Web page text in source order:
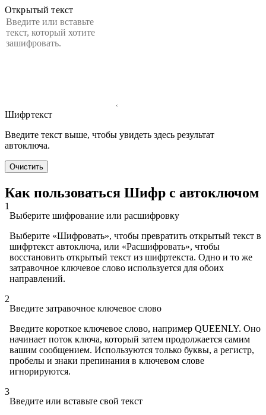
Открытый текст
Шифртекст
Введите текст выше, чтобы увидеть здесь результат
автоключа.
Очистить
Как пользоваться Шифр с автоключом
1
Выберите шифрование или расшифровку
Выберите «Шифровать», чтобы превратить открытый текст в
шифртекст автоключа, или «Расшифровать», чтобы
восстановить открытый текст из шифртекста. Одно и то же
затравочное ключевое слово используется для обоих
направлений.
2
Введите затравочное ключевое слово
Введите короткое ключевое слово, например QUEENLY. Оно
начинает поток ключа, который затем продолжается самим
вашим сообщением. Используются только буквы, а регистр,
пробелы и знаки препинания в ключевом слове
игнорируются.
3
Введите или вставьте свой текст